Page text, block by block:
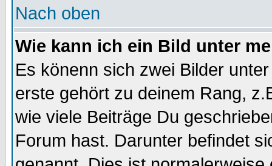
Nach oben
Wie kann ich ein Bild unter
Es könenn sich zwei Bilder
erste gehört zu deinem Rang,
wie viele Beiträge Du
Forum hast. Darunter befindet